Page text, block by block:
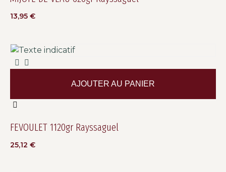
13,95 €
FEVOULET 1120gr Rayssaguel
25,12 €
AJOUTER AU PANIER